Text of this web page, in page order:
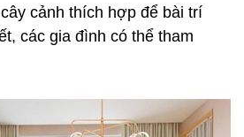
cảnh thích hợp để bài trí
các gia đình có thể tham